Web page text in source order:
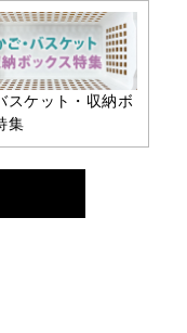
スケット・収納ボ
集